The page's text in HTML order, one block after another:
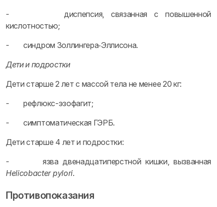
- диспепсия, связанная с повышенной
кислотностью;
- синдром Золлингера‑Эллисона.
Дети и подростки
Дети старше 2 лет с массой тела не менее 20 кг:
- рефлюкс-эзофагит;
- симптоматическая ГЭРБ.
Дети старше 4 лет и подростки:
- язва двенадцатиперстной кишки, вызванная
Helicobacter pylori.
Противопоказания